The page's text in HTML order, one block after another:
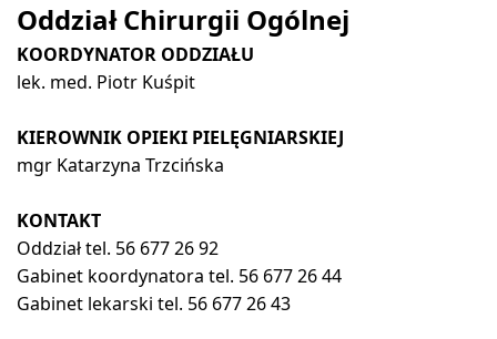
Oddział Chirurgii Ogólnej
KOORDYNATOR ODDZIAŁU
lek. med. Piotr Kuśpit
KIEROWNIK OPIEKI PIELĘGNIARSKIEJ
mgr Katarzyna Trzcińska
KONTAKT
Oddział tel. 56 677 26 92
Gabinet koordynatora tel. 56 677 26 44
Gabinet lekarski tel. 56 677 26 43